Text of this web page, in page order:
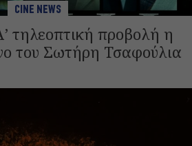
CINE NEWS
τηλεοπτική προβολή η
του Σωτήρη Τσαφούλια